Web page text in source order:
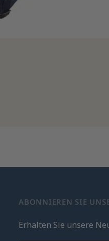
ABONNIEREN SIE
Erhalten Sie unsere